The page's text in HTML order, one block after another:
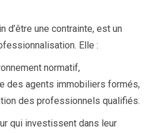
d’être une contrainte, est un
Elle :
normatif,
des agents immobiliers formés,
des professionnels qualifiés.
qui investissent dans leur